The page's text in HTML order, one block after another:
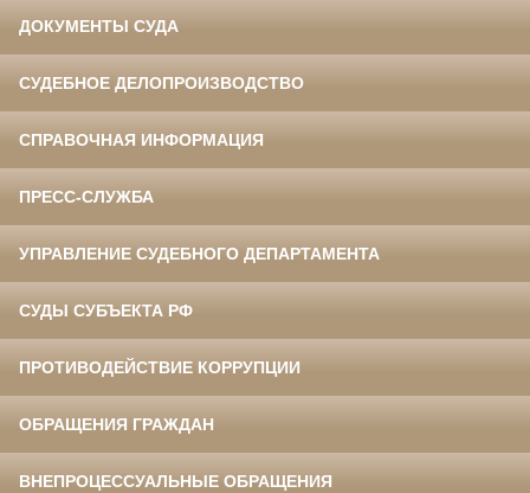
ДОКУМЕНТЫ СУДА
СУДЕБНОЕ ДЕЛОПРОИЗВОДСТВО
СПРАВОЧНАЯ ИНФОРМАЦИЯ
ПРЕСС-СЛУЖБА
УПРАВЛЕНИЕ СУДЕБНОГО ДЕПАРТАМЕНТА
СУДЫ СУБЪЕКТА РФ
ПРОТИВОДЕЙСТВИЕ КОРРУПЦИИ
ОБРАЩЕНИЯ ГРАЖДАН
ВНЕПРОЦЕССУАЛЬНЫЕ ОБРАЩЕНИЯ